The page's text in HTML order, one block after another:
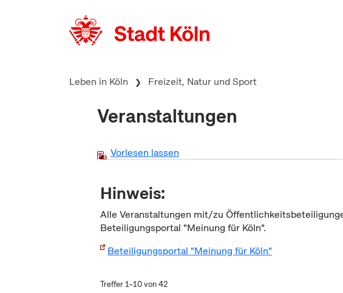
Leben in Köln Freizeit, Natur und Sport
Veranstaltungen
Vorlesen lassen
Hinweis:
Alle Veranstaltungen mit/zu
Beteiligungsportal "Meinung für Köln".
Beteiligungsportal "Meinung für Köln"
Treffer 1–10 von 42